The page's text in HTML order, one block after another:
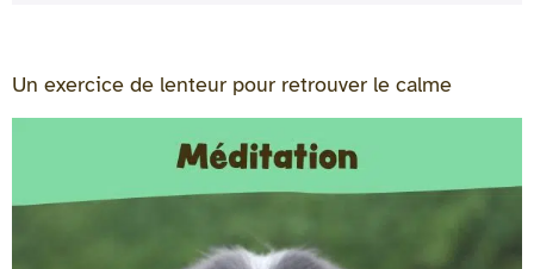
Un exercice de lenteur pour retrouver le calme